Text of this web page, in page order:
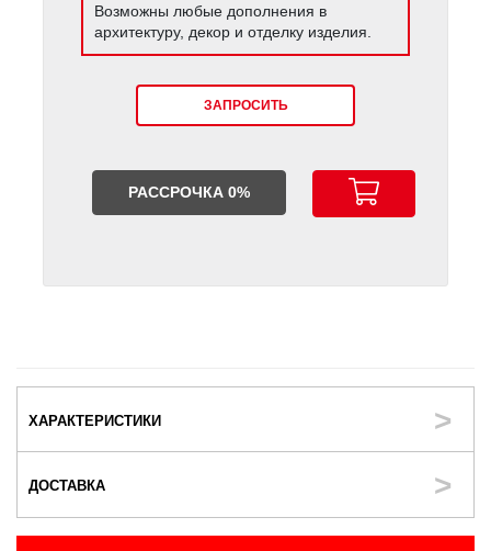
Возможны любые дополнения в
архитектуру, декор и отделку изделия.
ЗАПРОСИТЬ
РАССРОЧКА 0%
ХАРАКТЕРИСТИКИ
ДОСТАВКА